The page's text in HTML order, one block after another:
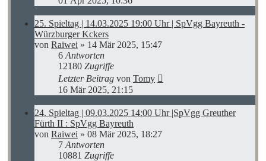
25. Spieltag | 14.03.2025 19:00 Uhr | SpVgg Bayreuth -
Würzburger Kckers
von Raiwei » 14 Mär 2025, 15:47
6 Antworten
12180 Zugriffe
Letzter Beitrag von Tomy
16 Mär 2025, 21:15
24. Spieltag | 09.03.2025 14:00 Uhr |SpVgg Greuther
Fürth II : SpVgg Bayreuth
von Raiwei » 08 Mär 2025, 18:27
7 Antworten
10881 Zugriffe